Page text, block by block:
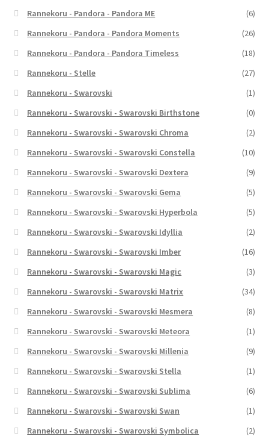
Rannekoru - Pandora - Pandora ME
(6)
Rannekoru - Pandora - Pandora Moments
(26)
Rannekoru - Pandora - Pandora Timeless
(18)
Rannekoru - Stelle
(27)
Rannekoru - Swarovski
(1)
Rannekoru - Swarovski - Swarovski Birthstone
(0)
Rannekoru - Swarovski - Swarovski Chroma
(2)
Rannekoru - Swarovski - Swarovski Constella
(10)
Rannekoru - Swarovski - Swarovski Dextera
(9)
Rannekoru - Swarovski - Swarovski Gema
(5)
Rannekoru - Swarovski - Swarovski Hyperbola
(5)
Rannekoru - Swarovski - Swarovski Idyllia
(2)
Rannekoru - Swarovski - Swarovski Imber
(16)
Rannekoru - Swarovski - Swarovski Magic
(3)
Rannekoru - Swarovski - Swarovski Matrix
(34)
Rannekoru - Swarovski - Swarovski Mesmera
(8)
Rannekoru - Swarovski - Swarovski Meteora
(1)
Rannekoru - Swarovski - Swarovski Millenia
(9)
Rannekoru - Swarovski - Swarovski Stella
(1)
Rannekoru - Swarovski - Swarovski Sublima
(6)
Rannekoru - Swarovski - Swarovski Swan
(1)
Rannekoru - Swarovski - Swarovski Symbolica
(2)